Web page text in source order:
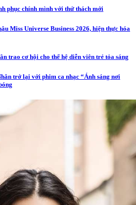
phục chính mình với thử thách mới
Miss Universe Business 2026, hiện thực hóa
trao cơ hội cho thế hệ diễn viên trẻ tỏa sáng
trở lại với phim ca nhạc “Ánh sáng nơi